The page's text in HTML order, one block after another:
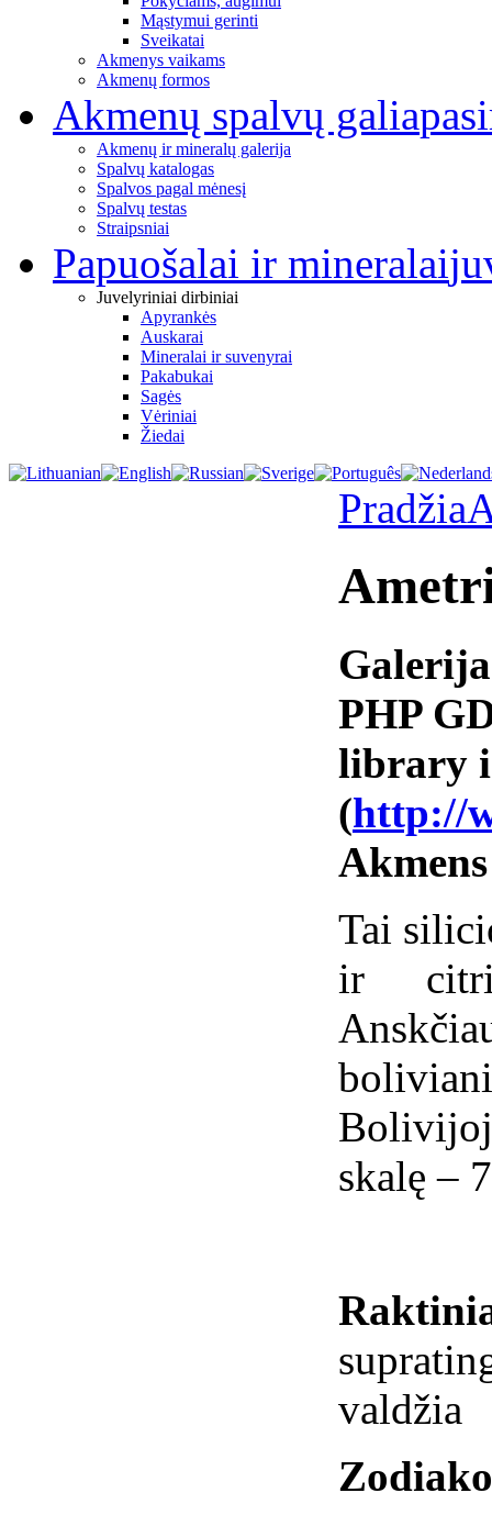
Mąstymui gerinti
Sveikatai
Akmenys vaikams
Akmenų formos
Akmenų spalvų galia
Akmenų ir mineralų galerija
Spalvų katalogas
Spalvos pagal mėnesį
Spalvų testas
Straipsniai
Papuošalai ir mineralai
Juvelyriniai dirbiniai
Apyrankės
Auskarai
Mineralai ir suvenyrai
Pakabukai
Sagės
Vėriniai
Žiedai
Pradžia
Galerija
PHP
library
(http://
Tai
ir
skalę –
valdžia